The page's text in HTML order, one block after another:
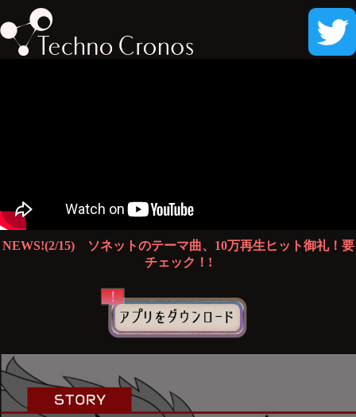
NEWS!(2/15) ソネットのテーマ曲、10万再生ヒット御礼！要
チェック！!